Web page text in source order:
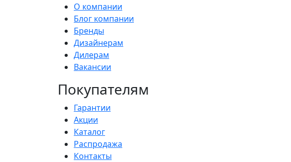
О компании
Блог компании
Бренды
Дизайнерам
Дилерам
Вакансии
Покупателям
Гарантии
Акции
Каталог
Распродажа
Контакты